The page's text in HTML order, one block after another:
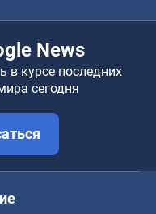
News
в курсе последних
сегодня